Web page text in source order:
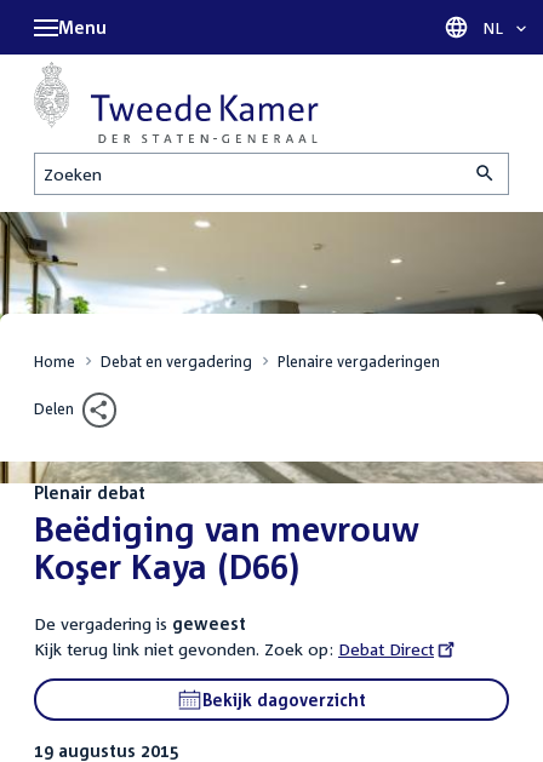
Zoeken
Menu Taal
NL
Home Debat en vergadering Plenaire vergaderingen
Delen
Plenair debat
:Beëdiging van mevrouw
Koşer Kaya (D66)
De vergadering is geweest
Kijk terug link niet gevonden. Zoek op: External
link:
Debat Direct
Bekijk dagoverzicht
19 augustus 2015